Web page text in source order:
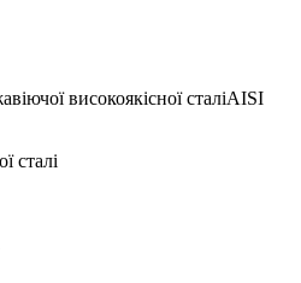
високоякісної сталіAISI
сталі